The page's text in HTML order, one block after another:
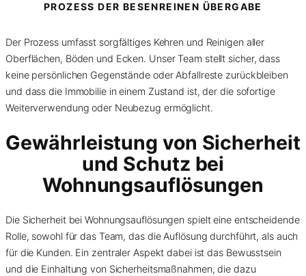
PROZESS DER BESENREINEN ÜBERGABE
Der Prozess umfasst sorgfältiges Kehren und Reinigen aller
Oberflächen, Böden und Ecken. Unser Team stellt sicher, dass
keine persönlichen Gegenstände oder Abfallreste zurückbleiben
und dass die Immobilie in einem Zustand ist, der die sofortige
Weiterverwendung oder Neubezug ermöglicht.
Gewährleistung von Sicherheit
und Schutz bei
Wohnungsauflösungen
Die Sicherheit bei Wohnungsauflösungen spielt eine entscheidende
Rolle, sowohl für das Team, das die Auflösung durchführt, als auch
für die Kunden. Ein zentraler Aspekt dabei ist das Bewusstsein
und die Einhaltung von Sicherheitsmaßnahmen, die dazu